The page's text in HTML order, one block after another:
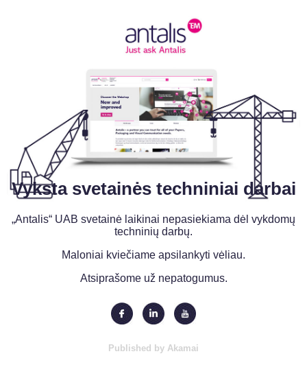
Vyksta svetainės techniniai darbai
„Antalis“ UAB svetainė laikinai nepasiekiama dėl vykdomų
techninių darbų.
Maloniai kviečiame apsilankyti vėliau.
Atsiprašome už nepatogumus.
Published by Akamai